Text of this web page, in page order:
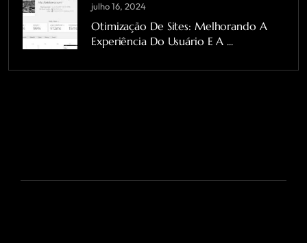
julho 16, 2024
Otimização De Sites: Melhorando A
Experiência Do Usuário E A ...